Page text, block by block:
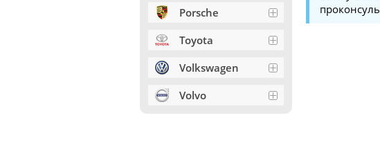
Porsche
Toyota
Volkswagen
Volvo